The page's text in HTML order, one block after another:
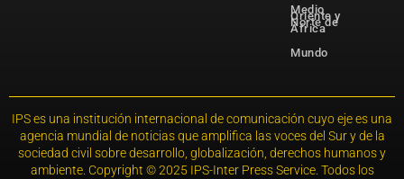
Medio
Oriente y
Norte de
África
Mundo
IPS es una institución internacional de comunicación cuyo eje es una
agencia mundial de noticias que amplifica las voces del Sur y de la
sociedad civil sobre desarrollo, globalización, derechos humanos y
ambiente. Copyright © 2025 IPS-Inter Press Service. Todos los